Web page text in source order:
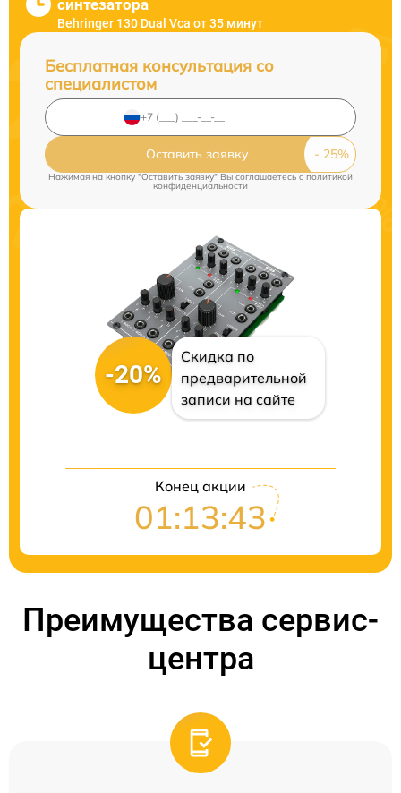
синтезатора
Behringer 130 Dual Vca от 35 минут
Бесплатная консультация со
специалистом
Оставить заявку
Нажимая на кнопку "Оставить заявку" Вы соглашаетесь cполитикой
конфиденциальности
-20%
Скидка по
предварительной
записи на сайте
Конец акции
01:13:42
Преимущества сервис-
центра